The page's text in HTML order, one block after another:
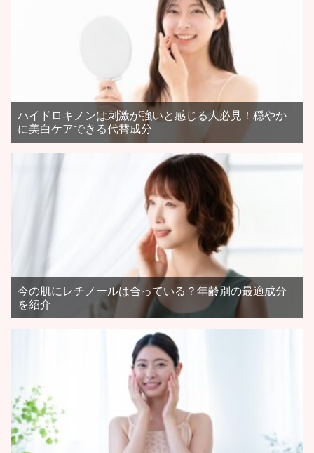
ハイドロキノンは刺激が強いと感じる人必見！穏やか
に美白ケアできる代替成分
今の肌にレチノールは合っている？年齢別の最適成分
を紹介